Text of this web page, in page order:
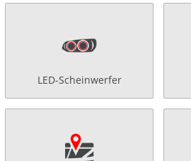
LED-Scheinwerfer